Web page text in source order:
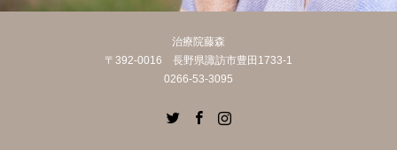
治療院藤森
〒392-0016 長野県諏訪市豊田1733-1
0266-53-3095